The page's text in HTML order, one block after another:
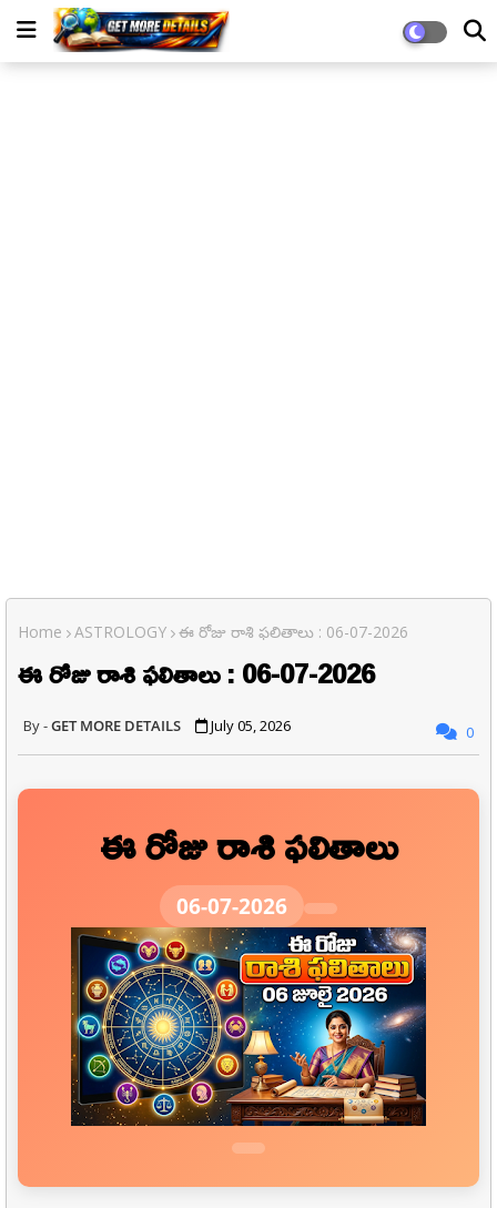
Home ASTROLOGY ఈ రోజు రాశి ఫలితాలు : 06-07-2026
ఈ రోజు రాశి ఫలితాలు : 06-07-2026
GET MORE DETAILS July 05, 2026 0
ఈ రోజు రాశి ఫలితాలు
06-07-2026